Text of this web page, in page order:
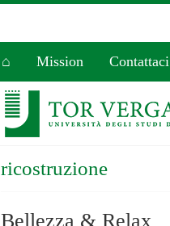
⌂ Mission Contattaci
ricostruzione
Bellezza & Relax